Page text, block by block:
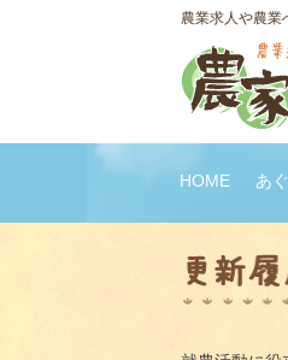
農業求人や農業
HOME あ